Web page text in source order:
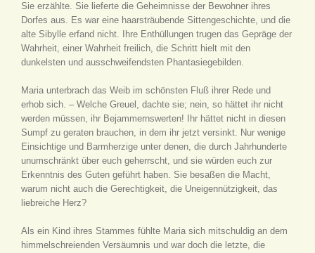
Sie erzählte. Sie lieferte die Geheimnisse der Bewohner ihres
Dorfes aus. Es war eine haarsträubende Sittengeschichte, und die
alte Sibylle erfand nicht. Ihre Enthüllungen trugen das Gepräge der
Wahrheit, einer Wahrheit freilich, die Schritt hielt mit den
dunkelsten und ausschweifendsten Phantasiegebilden.
Maria unterbrach das Weib im schönsten Fluß ihrer Rede und
erhob sich. – Welche Greuel, dachte sie; nein, so hättet ihr nicht
werden müssen, ihr Bejammernswerten! Ihr hättet nicht in diesen
Sumpf zu geraten brauchen, in dem ihr jetzt versinkt. Nur wenige
Einsichtige und Barmherzige unter denen, die durch Jahrhunderte
unumschränkt über euch geherrscht, und sie würden euch zur
Erkenntnis des Guten geführt haben. Sie besaßen die Macht,
warum nicht auch die Gerechtigkeit, die Uneigennützigkeit, das
liebreiche Herz?
Als ein Kind ihres Stammes fühlte Maria sich mitschuldig an dem
himmelschreienden Versäumnis und war doch die letzte, die